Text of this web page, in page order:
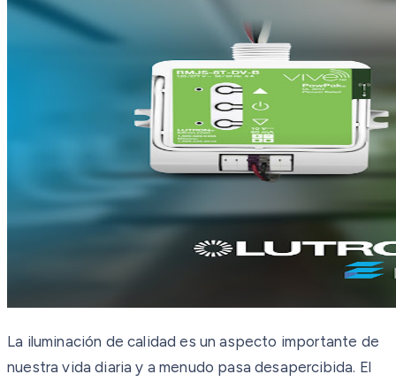
La iluminación de calidad es un aspecto importante de
nuestra vida diaria y a menudo pasa desapercibida. El